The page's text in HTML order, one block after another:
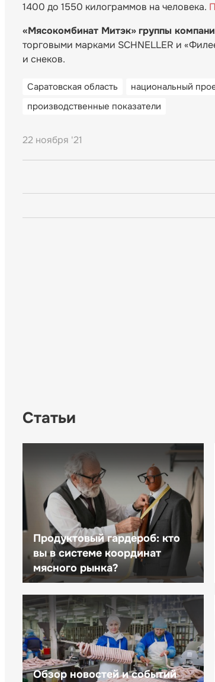
1400 до 1550 килограммов на человека.
«Мясокомбинат Митэк»группы
торговыми марками SCHNELLER и
и снеков.
Саратовская область национальный
производственные показатели
22 ноября '21
Статьи
Продуктовый гардероб: кто
вы в системе координат
мясного рынка?
Обзор новостей и событий